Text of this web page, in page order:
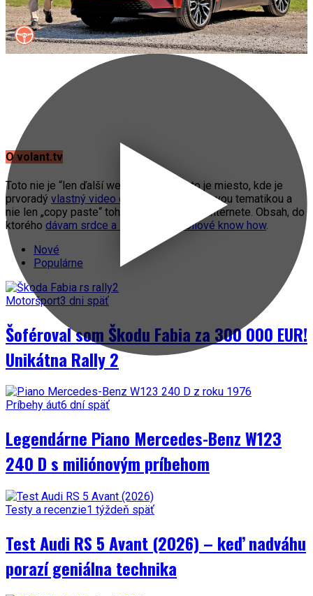
O volant.tv
Toto nie je “len ďalší web o autách”. Toto je miesto, kde je
prvoradý vlastný video obsah
s automobilovou tematikou a
nie len „copy paste“ toho, čo práve fičí na internete. Obsah, do
ktorého dávam srdce a svoje automobilové know how.
Nové
Populárne
Motoršport3 dni späť
Šoféroval som Škodu Fabia za 300 000 EUR!
Unikátna Rally 2
Príbehy áut6 dní späť
Legendárne Piano Mercedes-Benz W123
240 D s miliónovým príbehom
Testy a recenzie1 týždeň späť
Test Audi RS 5 Avant (2026) – keď nadváhu
porazí geniálna technika